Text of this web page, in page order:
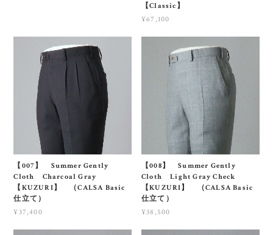
【Classic】
¥67,100
【007】 Summer Gently
Cloth Charcoal Gray
【KUZURI】 （CALSA Basic
仕立て）
¥37,400
【008】 Summer Gently
Cloth Light Gray Check
【KUZURI】 （CALSA Basic
仕立て）
¥38,500